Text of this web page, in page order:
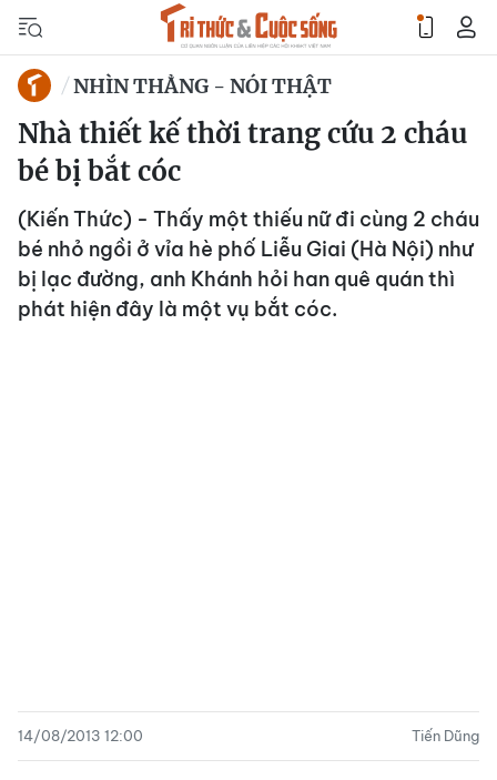
NHÌN THẲNG - NÓI THẬT
Nhà thiết kế thời trang cứu 2 cháu
bé bị bắt cóc
(Kiến Thức) - Thấy một thiếu nữ đi cùng 2 cháu
bé nhỏ ngồi ở vỉa hè phố Liễu Giai (Hà Nội) như
bị lạc đường, anh Khánh hỏi han quê quán thì
phát hiện đây là một vụ bắt cóc.
14/08/2013 12:00 Tiến Dũng